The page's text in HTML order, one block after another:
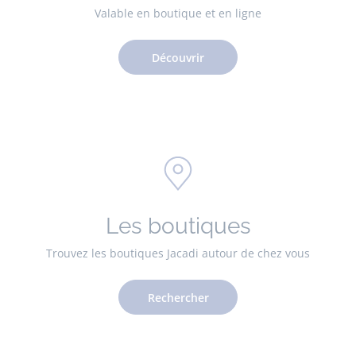
Valable en boutique et en ligne
Découvrir
Les boutiques
Trouvez les boutiques Jacadi autour de chez vous
Rechercher